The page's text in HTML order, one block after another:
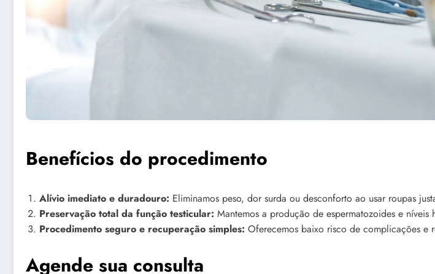
Benefícios do procedimento
Alívio imediato e duradouro: Eliminamos peso, dor surda ou desconforto ao usar roupas
Preservação total da função testicular: Mantemos a produção de espermatozoides e
Procedimento seguro e recuperação simples: Oferecemos baixo risco de complicações e
Agende sua consulta